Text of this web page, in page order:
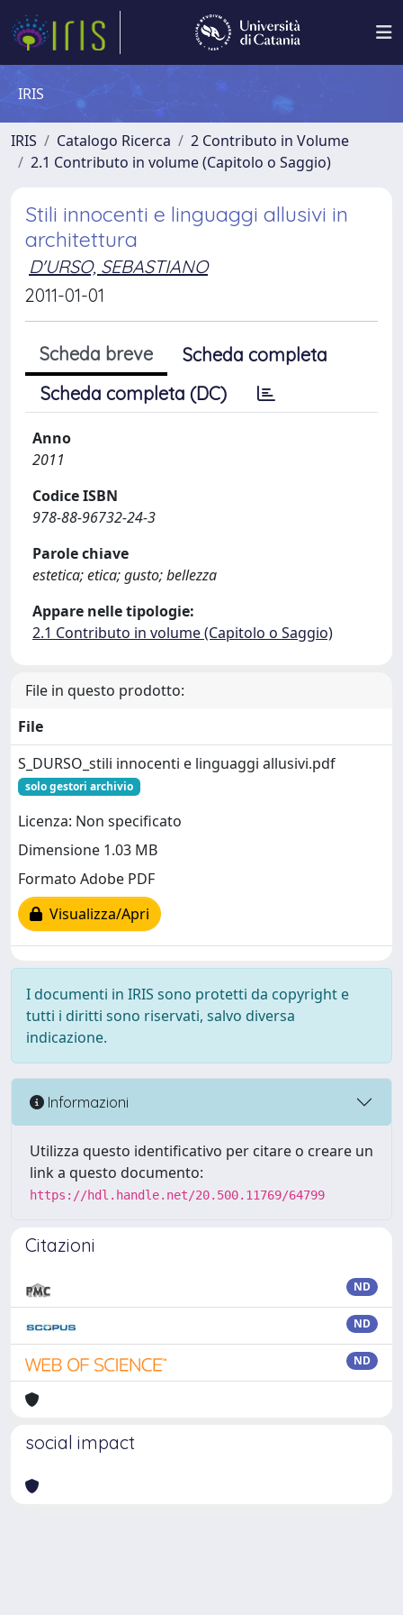
IRIS
IRIS Catalogo Ricerca
2 Contributo in Volume
2.1 Contributo in volume (Capitolo o Saggio)
Stili innocenti e linguaggi allusivi in
architettura
D'URSO, SEBASTIANO
2011-01-01
Scheda breve
Scheda completa
Scheda completa (DC)
Anno
2011
Codice ISBN
978-88-96732-24-3
Parole chiave
estetica; etica; gusto; bellezza
Appare nelle tipologie:
2.1 Contributo in volume (Capitolo o Saggio)
File in questo prodotto:
File
S_DURSO_stili innocenti e linguaggi allusivi.pdf
solo gestori archivio
Licenza: Non specificato
Dimensione 1.03 MB
Formato Adobe PDF
Visualizza/Apri
I documenti in IRIS sono protetti da copyright e
tutti i diritti sono riservati, salvo diversa
indicazione.
Informazioni
Utilizza questo identificativo per citare o creare un
link a questo documento:
https://hdl.handle.net/20.500.11769/64799
Citazioni
ND
ND
ND
social impact